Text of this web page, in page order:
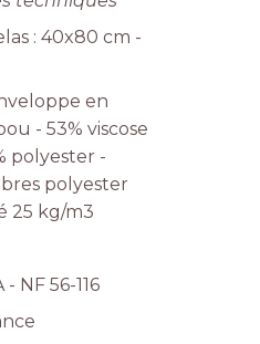
: 40x80 cm -
en
- 53% viscose
polyester -
polyester
25 kg/m3
NF 56-116